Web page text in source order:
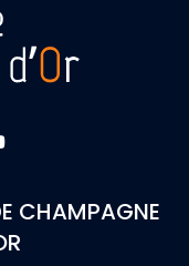
Facebook
le compte
vers le compte
CHAMPAGNE